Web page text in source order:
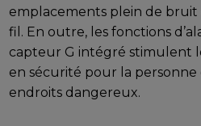
emplacements plein de bruit
fil. En outre, les fonctions
capteur G intégré stimulent
en sécurité pour la personne
endroits dangereux.